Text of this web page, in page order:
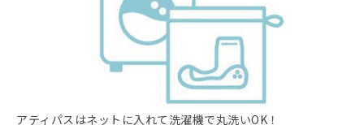
アティパスはネットに入れて洗濯機で丸洗いOK！